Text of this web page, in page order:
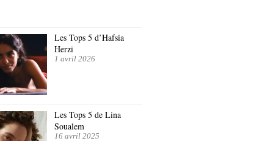
Les Tops 5 d’Hafsia
Herzi
1 avril 2026
Les Tops 5 de Lina
Soualem
16 avril 2025